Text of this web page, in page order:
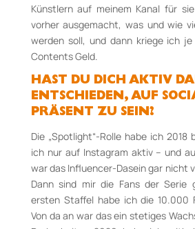
Künstlern auf meinem Kanal für
vorher ausgemacht, was und wie
werden soll, und dann kriege ich
Contents Geld.
HAST DU DICH AKTIV
ENTSCHIEDEN, AUF
PRÄSENT ZU SEIN?
Die „Spotlight“-Rolle habe ich 2018
ich nur auf Instagram aktiv – und
war das Influencer-Dasein gar nicht
Dann sind mir die Fans der Serie
ersten Staffel habe ich die 10.000
Von da an war das ein stetiges